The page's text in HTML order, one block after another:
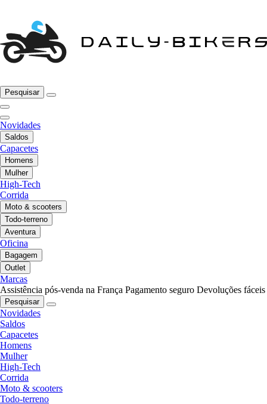
Pesquisar
Novidades
Saldos
Capacetes
Homens
Mulher
High-Tech
Corrida
Moto & scooters
Todo-terreno
Aventura
Oficina
Bagagem
Outlet
Marcas
Assistência pós-venda na França Pagamento seguro Devoluções fáceis
Pesquisar
Novidades
Saldos
Capacetes
Homens
Mulher
High-Tech
Corrida
Moto & scooters
Todo-terreno